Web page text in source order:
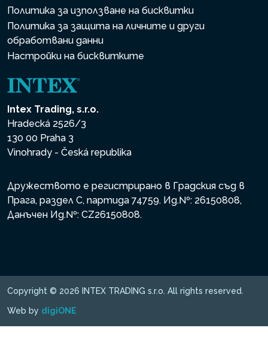
Политика за използване на бисквитки
Политика за защита на личните и други
обработвани данни
Настройки на бисквитките
Intex Trading, s.r.o.
Hradecká 2526/3
130 00 Praha 3
Vinohrady - Česká republika
Дружеството е регистрирано в Градския съд в
Прага, раздел С, партида 74759. Ид.№: 26150808,
Данъчен Ид.№: CZ26150808.
Copyright © 2026 INTEX TRADING s.r.o. All rights reserved.
Web by digiONE